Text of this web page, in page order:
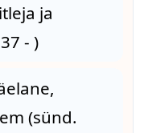
ja
- )
(sünd.